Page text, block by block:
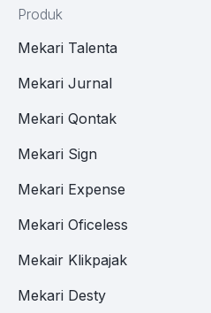
Produk
Mekari Talenta
Mekari Jurnal
Mekari Qontak
Mekari Sign
Mekari Expense
Mekari Oficeless
Mekair Klikpajak
Mekari Desty